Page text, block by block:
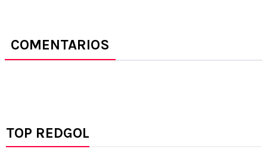
COMENTARIOS
TOP REDGOL